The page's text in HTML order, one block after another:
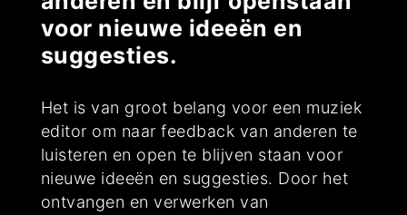
voor nieuwe ideeën en
suggesties.
Het is van groot belang voor een muziek
editor om naar feedback van anderen te
luisteren en open te blijven staan voor
nieuwe ideeën en suggesties. Door het
ontvangen en verwerken van